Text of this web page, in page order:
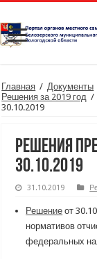
Главная / Документы
Решения за 2019 год /
30.10.2019
Решения
30.10.2019
31.10.2019
Решение от
нормативов
федеральных